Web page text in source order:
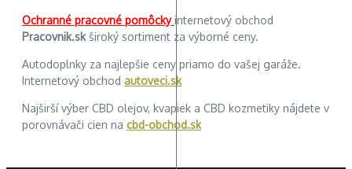
Ochranné pracovné pomôckyinternetový obchod
Pracovnik.skširoký sortiment za výborné ceny.
Autodoplnky za najlepšie ceny priamo do vašej garáže.
Internetový obchod autoveci.sk
Najširší výber CBD olejov, kvapiek a CBD kozmetiky nájdete v
porovnávači cien na cbd-obchod.sk